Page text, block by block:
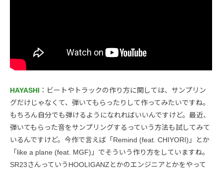
HAYASHI ：ビートやトラックの作り方に関しては、サンプリン
グだけじゃなくて、弾いてもらったりして作ってみたいですね。
もちろん自分でも弾けるようになれればいいんですけど。最近、
弾いてもらった音をサンプリングするっていう方法も試してみて
いるんですけど。今作で言えば「Remind (feat. CHIYORI)」とか
「like a plane (feat. MGF)」でそういう作り方をしていますね。
SR23さんっていうHOOLIGANZとかのエンジニアとかをやって